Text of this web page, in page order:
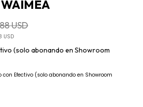
USD
USD
(solo abonando en Showroom
con Efectivo (solo abonando en Showroom